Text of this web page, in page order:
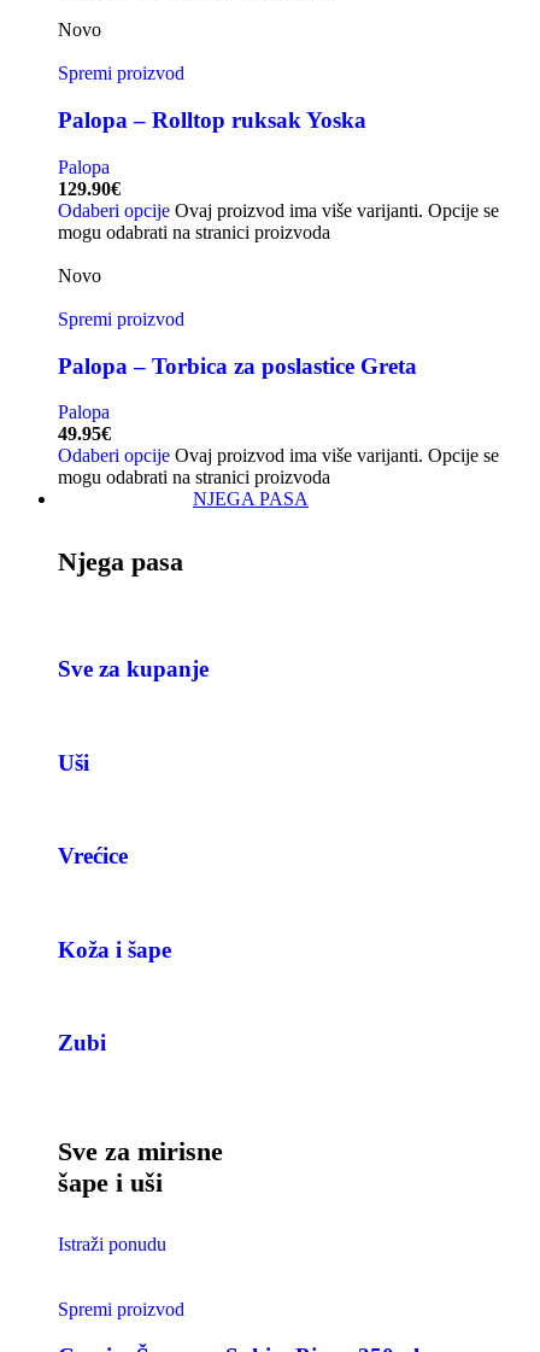
Novo
Spremi proizvod
Palopa – Rolltop ruksak Yoska
Palopa
129.90€
Odaberi opcije Ovaj proizvod ima više varijanti. Opcije se
mogu odabrati na stranici proizvoda
Novo
Spremi proizvod
Palopa – Torbica za poslastice Greta
Palopa
49.95€
Odaberi opcije Ovaj proizvod ima više varijanti. Opcije se
mogu odabrati na stranici proizvoda
NJEGA PASA
Njega pasa
Sve za kupanje
Uši
Vrećice
Koža i šape
Zubi
Sve za mirisne
šape i uši
Istraži ponudu
Spremi proizvod